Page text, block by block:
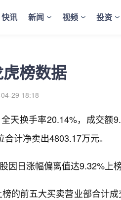
快讯 新闻 视频 投资
榜数据
29 18:18
天换手率20.14%，成交额
计净卖出4803.17万元。
因日涨幅偏离值达9.32%上
的前五大买卖营业部合计